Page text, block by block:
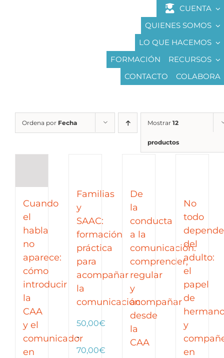
CUENTA
QUIENES SOMOS
LO QUE HACEMOS
FORMACIÓN
RECURSOS
CONTACTO
COLABORA
Ordena por Fecha Mostrar 12
productos
Cuando
el
habla
no
aparece:
cómo
introducir
la
CAA
y el
comunicador
en
Familias
y
SAAC:
formación
práctica
para
acompañar
la
comunicación
50,00€
-
70,00€
De
la
conducta
a la
comunicación:
comprender,
regular
y
acompañar
desde
la
CAA
No
todo
depende
del
adulto:
el
papel
de
y
en